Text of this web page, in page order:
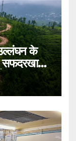
के
सफदरखाल
पर